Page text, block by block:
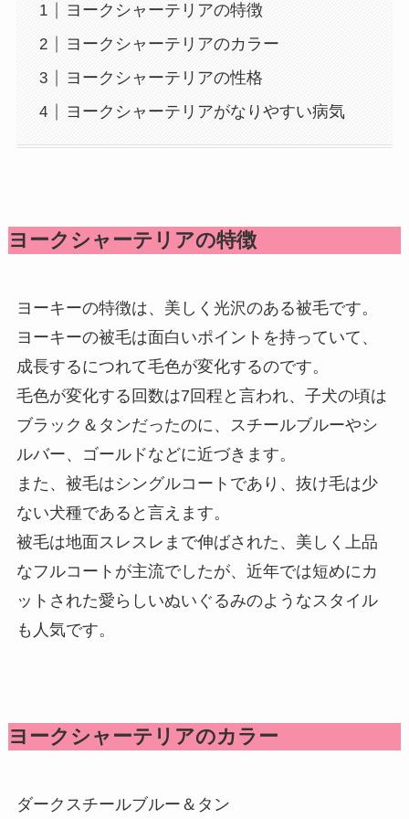
ヨークシャーテリアの特徴
ヨークシャーテリアのカラー
ヨークシャーテリアの性格
ヨークシャーテリアがなりやすい病気
ヨークシャーテリアの特徴
ヨーキーの特徴は、美しく光沢のある被毛です。
ヨーキーの被毛は面白いポイントを持っていて、
成長するにつれて毛色が変化するのです。
毛色が変化する回数は7回程と言われ、子犬の頃は
ブラック＆タンだったのに、スチールブルーやシ
ルバー、ゴールドなどに近づきます。
また、被毛はシングルコートであり、抜け毛は少
ない犬種であると言えます。
被毛は地面スレスレまで伸ばされた、美しく上品
なフルコートが主流でしたが、近年では短めにカ
ットされた愛らしいぬいぐるみのようなスタイル
も人気です。
ヨークシャーテリアのカラー
ダークスチールブルー＆タン